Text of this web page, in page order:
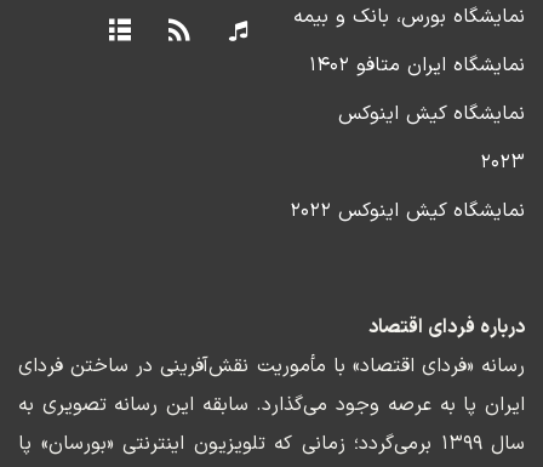
نمایشگاه بورس، بانک و بیمه
نمایشگاه ایران متافو ۱۴۰۲
نمایشگاه کیش اینوکس
۲۰۲۳
نمایشگاه کیش اینوکس ۲۰۲۲
درباره فردای اقتصاد
رسانه «فردای اقتصاد» با مأموریت نقش‌آفرینی در ساختن فردای
ایران پا به عرصه وجود می‌گذارد. سابقه این رسانه تصویری به
سال ۱۳۹۹ برمی‌گردد؛ زمانی که تلویزیون اینترنتی «بورسان» پا